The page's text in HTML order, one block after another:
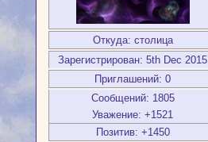
Откуда: столица
Зарегистрирован: 5th Dec 2015
Приглашений: 0
Сообщений: 1805
Уважение: +1521
Позитив: +1450